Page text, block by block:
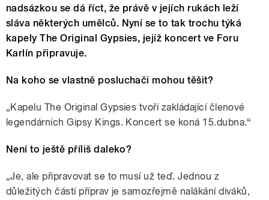
nadsázkou se dá říct, že právě v jejích rukách leží
sláva některých umělců. Nyní se to tak trochu týká
kapely The Original Gypsies, jejíž koncert ve Foru
Karlín připravuje.
Na koho se vlastně posluchači mohou těšit?
„Kapelu The Original Gypsies tvoří zakládající členové
legendárních Gipsy Kings. Koncert se koná 15.dubna.“
Není to ještě příliš daleko?
„Je, ale připravovat se to musí už teď. Jednou z
důležitých částí příprav je samozřejmě nalákání diváků,